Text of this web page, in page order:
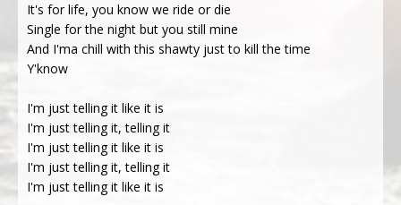
It's for life, you know we ride or die
Single for the night but you still mine
And I'ma chill with this shawty just to kill the time
Y'know
I'm just telling it like it is
I'm just telling it, telling it
I'm just telling it like it is
I'm just telling it, telling it
I'm just telling it like it is